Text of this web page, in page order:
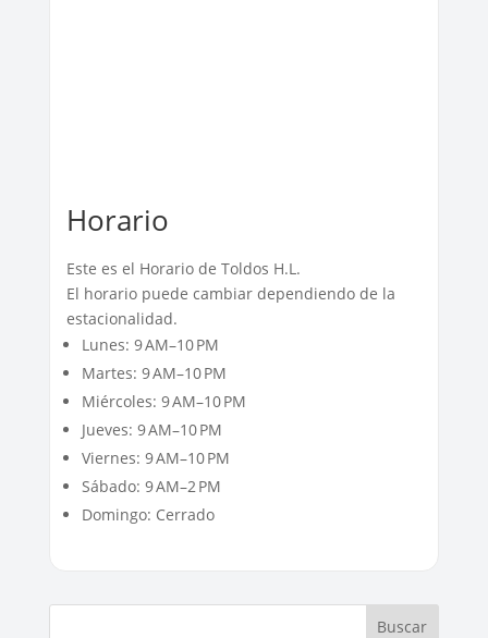
Horario
Este es el Horario de Toldos H.L.
El horario puede cambiar dependiendo de la
estacionalidad.
Lunes: 9 AM–10 PM
Martes: 9 AM–10 PM
Miércoles: 9 AM–10 PM
Jueves: 9 AM–10 PM
Viernes: 9 AM–10 PM
Sábado: 9 AM–2 PM
Domingo: Cerrado
Buscar